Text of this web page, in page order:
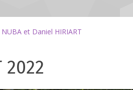
NUBA et Daniel HIRIART
2022